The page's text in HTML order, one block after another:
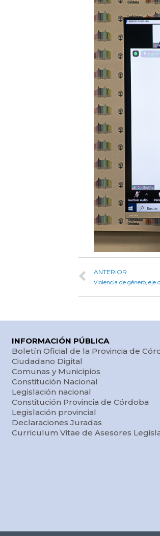
ANTERIOR
Violencia de género, eje
INFORMACIÓN PÚBLICA
Boletín Oficial de la Provincia de
Ciudadano Digital
Comunas y Municipios
Constitución Nacional
Legislación nacional
Constitución Provincia de Córdoba
Legislación provincial
Declaraciones Juradas
Curriculum Vitae de Asesores